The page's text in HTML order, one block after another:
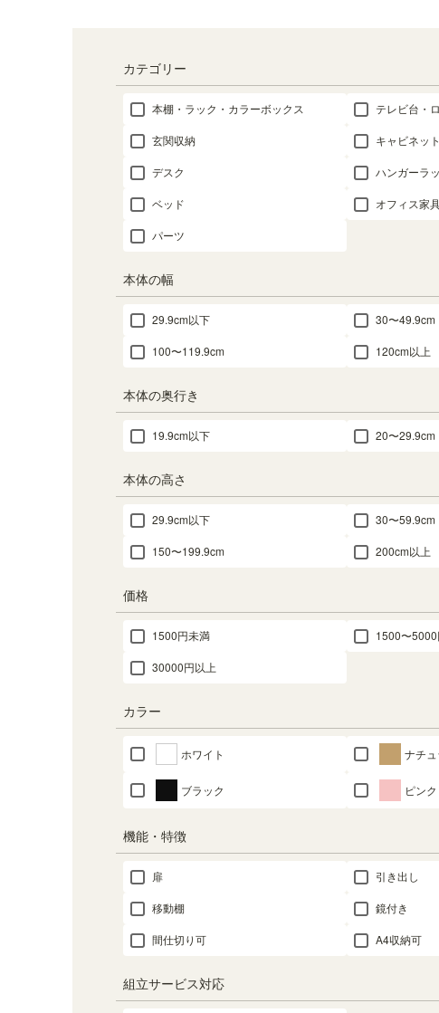
カテゴリー
本棚・ラック・カラーボックス テレビ台・
玄関収納 キャビネット
デスク ハンガーラ
ベッド オフィス家
パーツ
本体の幅
29.9cm以下 30〜49.9cm
100〜119.9cm 120cm以上
本体の奥行き
19.9cm以下 20〜29.9cm
本体の高さ
29.9cm以下 30〜59.9cm
150〜199.9cm 200cm以上
価格
1500円未満 1500〜5000
30000円以上
カラー
ホワイト ナチ
ブラック ピンク
機能・特徴
扉 引き出し
移動棚 鏡付き
間仕切り可 A4収納可
組立サービス対応